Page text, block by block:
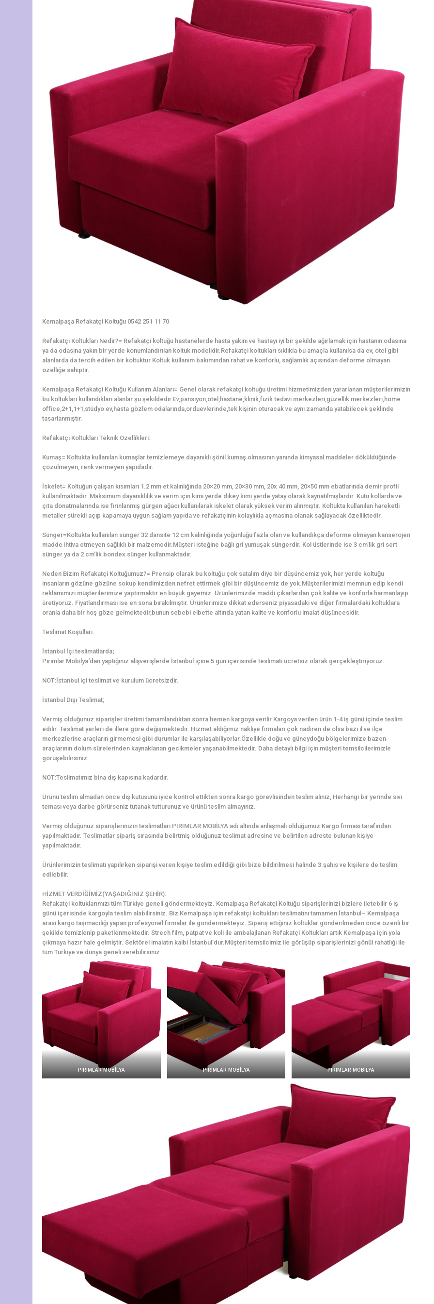
Kemalpaşa Refakatçi Koltuğu 0542 251 11 70
Refakatçi Koltukları Nedir?= Refakatçi koltuğu hastanelerde hasta yakını ve hastayı iyi bir şekilde ağırlamak için hastanın odasına
ya da odasına yakın bir yerde konumlandırılan koltuk modelidir.Refakatçi koltukları sıklıkla bu amaçla kullanılsa da ev, otel gibi
alanlarda da tercih edilen bir koltuktur.Koltuk kullanım bakımından rahat ve konforlu, sağlamlık açısından deforme olmayan
özelliğe sahiptir.
Kemalpaşa Refakatçi Koltuğu Kullanım Alanları= Genel olarak refakatçi koltuğu üretimi hizmetimizden yararlanan müşterilerimizin
bu koltukları kullandıkları alanlar şu şekildedir:Ev,pansiyon,otel,hastane,klinik,fizik tedavi merkezleri,güzellik merkezleri,home
office,2+1,1+1,stüdyo ev,hasta gözlem odalarında,orduevlerinde,tek kişinin oturacak ve aynı zamanda yatabilecek şeklinde
tasarlanmıştır.
Refakatçi Koltukları Teknik Özellikleri:
Kumaş= Koltukta kullanılan kumaşlar temizlemeye dayanıklı şönil kumaş olmasının yanında kimyasal maddeler döküldüğünde
çözülmeyen, renk vermeyen yapıdadır.
İskelet= Koltuğun çalışan kısımları 1.2 mm et kalınlığında 20×20 mm, 20×30 mm, 20x 40 mm, 20×50 mm ebatlarında demir profil
kullanılmaktadır. Maksimum dayanıklılık ve verim için kimi yerde dikey kimi yerde yatay olarak kaynatılmışlardır. Kutu kollarda ve
çıta donatmalarında ise fırınlanmış gürgen ağacı kullanılarak iskelet olarak yüksek verim alınmıştır. Koltukta kullanılan hareketli
metaller sürekli açıp kapamaya uygun sağlam yapıda ve refakatçinin kolaylıkla açmasına olanak sağlayacak özelliktedir.
Sünger=Koltukta kullanılan sünger 32 dansite 12 cm kalınlığında yoğunluğu fazla olan ve kullandıkça deforme olmayan kanserojen
madde ihtiva etmeyen sağlıklı bir malzemedir.Müşteri isteğine bağlı gri yumuşak süngerdir. Kol üstlerinde ise 3 cm’lik gri sert
sünger ya da 2 cm’lik bondex sünger kullanmaktadır.
Neden Bizim Refakatçi Koltuğumuz?= Prensip olarak bu koltuğu çok satalım diye bir düşüncemiz yok, her yerde koltuğu
insanların gözüne gözüne sokup kendimizden nefret ettirmek gibi bir düşüncemiz de yok.Müşterilerimizi memnun edip kendi
reklamımızı müşterilerimize yaptırmaktır en büyük gayemiz. Ürünlerimizde maddi çıkarlardan çok kalite ve konforla harmanlayıp
üretiyoruz. Fiyatlandırması ise en sona bırakılmıştır. Ürünlerimize dikkat ederseniz piyasadaki ve diğer firmalardaki koltuklara
oranla daha bir hoş göze gelmektedir,bunun sebebi elbette altında yatan kalite ve konforlu imalat düşüncesidir.
Teslimat Koşulları:
İstanbul İçi teslimatlarda;
Pırımlar Mobilya‘dan yaptığınız alışverişlerde İstanbul içine 5 gün içerisinde teslimatı ücretsiz olarak gerçekleştiriyoruz.
NOT:İstanbul içi teslimat ve kurulum ücretsizdir.
İstanbul Dışı Teslimat;
Vermiş olduğunuz siparişler üretimi tamamlandıktan sonra hemen kargoya verilir.Kargoya verilen ürün 1-4 iş günü içinde teslim
edilir. Teslimat yerleri de illere göre değişmektedir. Hizmet aldığımız nakliye firmaları çok nadiren de olsa bazı il ve ilçe
merkezlerine araçların girmemesi gibi durumlar ile karşılaşabiliyorlar.Özellikle doğu ve güneydoğu bölgelerimize bazen
araçlarının dolum sürelerinden kaynaklanan gecikmeler yaşanabilmektedir. Daha detaylı bilgi için müşteri temsilcilerimizle
görüşebilirsiniz.
NOT:Teslimatımız bina dış kapısına kadardır.
Ürünü teslim almadan önce dış kutusunu iyice kontrol ettikten sonra kargo görevlisinden teslim alınız, Herhangi bir yerinde sıvı
teması veya darbe görürseniz tutanak tutturunuz ve ürünü teslim almayınız.
Vermiş olduğunuz siparişlerinizin teslimatları PIRIMLAR MOBİLYA adı altında anlaşmalı olduğumuz Kargo firması tarafından
yapılmaktadır. Teslimatlar sipariş sırasında belirtmiş olduğunuz teslimat adresine ve belirtilen adreste bulunan kişiye
yapılmaktadır.
Ürünlerimizin teslimatı yapılırken siparişi veren kişiye teslim edildiği gibi bize bildirilmesi halinde 3.şahıs ve kişilere de teslim
edilebilir.
HİZMET VERDİĞİMİZ(YAŞADIĞINIZ ŞEHİR):
Refakatçi koltuklarımızı tüm Türkiye geneli göndermekteyiz. Kemalpaşa Refakatçi Koltuğu siparişlerinizi bizlere iletebilir 6 iş
günü içerisinde kargoyla teslim alabilirsiniz. Biz Kemalpaşa için refakatçi koltukları teslimatını tamamen İstanbul– Kemalpaşa
arası kargo taşımacılığı yapan profesyonel firmalar ile göndermekteyiz. Sipariş ettiğiniz koltuklar gönderilmeden önce özenli bir
şekilde temizlenip paketlenmektedir. Strech film, patpat ve koli ile ambalajlanan Refakatçi Koltukları artık Kemalpaşa için yola
çıkmaya hazır hale gelmiştir. Sektörel imalatın kalbi İstanbul’dur.Müşteri temsilcimiz ile görüşüp siparişlerinizi gönül rahatlığı ile
tüm Türkiye ve dünya geneli verebilirsiniz.
PIRIMLAR MOBİLYA PIRIMLAR MOBİLYA PIRIMLAR MOBİLYA